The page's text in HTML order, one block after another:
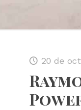
20 de